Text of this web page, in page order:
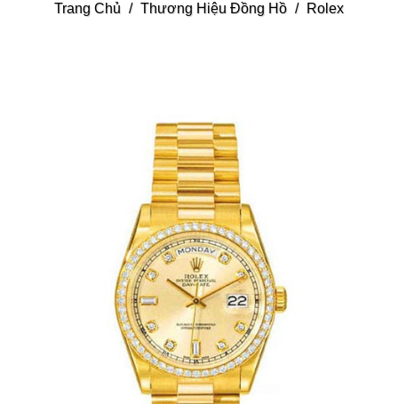
Trang Chủ / Thương Hiệu Đồng Hồ / Rolex